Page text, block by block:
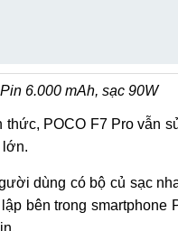
Pin 6.000 mAh, sạc 90W
POCO F7 Pro vẫn
lớn.
dùng có bộ củ sạc
bên trong smartphone